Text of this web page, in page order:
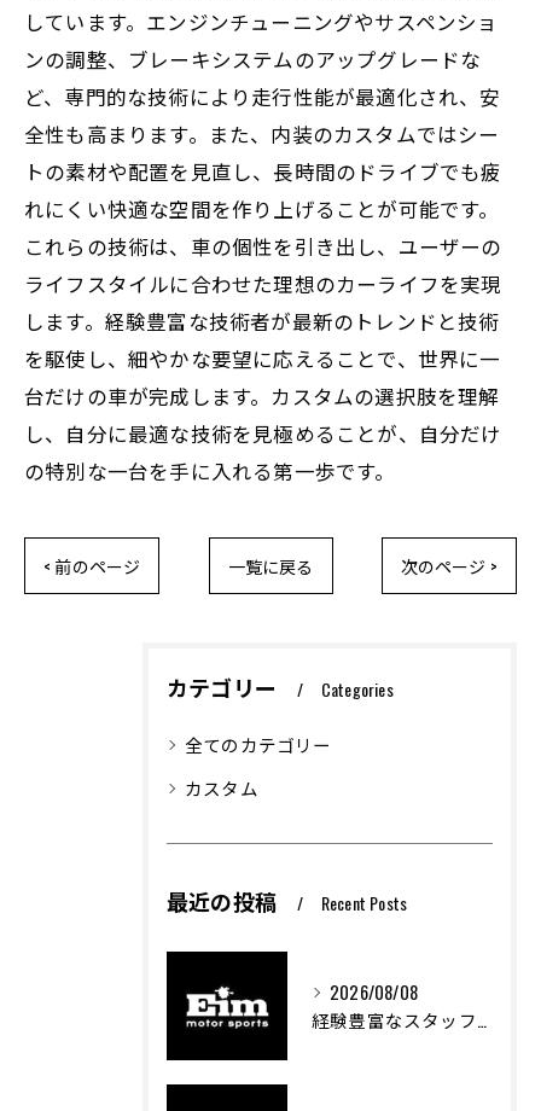
しています。エンジンチューニングやサスペンショ
ンの調整、ブレーキシステムのアップグレードな
ど、専門的な技術により走行性能が最適化され、安
全性も高まります。また、内装のカスタムではシー
トの素材や配置を見直し、長時間のドライブでも疲
れにくい快適な空間を作り上げることが可能です。
これらの技術は、車の個性を引き出し、ユーザーの
ライフスタイルに合わせた理想のカーライフを実現
します。経験豊富な技術者が最新のトレンドと技術
を駆使し、細やかな要望に応えることで、世界に一
台だけの車が完成します。カスタムの選択肢を理解
し、自分に最適な技術を見極めることが、自分だけ
の特別な一台を手に入れる第一歩です。
< 前のページ 一覧に戻る 次のページ >
カテゴリー Categories
全てのカテゴリー
カスタム
最近の投稿 Recent Posts
2026/08/08
経験豊富なスタッフが創る車屋の魅力と技術